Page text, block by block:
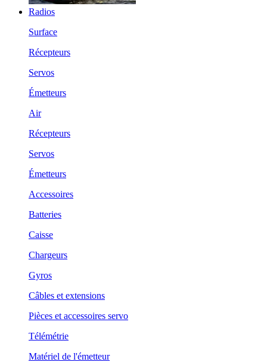
Radios
Surface
Récepteurs
Servos
Émetteurs
Air
Récepteurs
Servos
Émetteurs
Accessoires
Batteries
Caisse
Chargeurs
Gyros
Câbles et extensions
Pièces et accessoires servo
Télémétrie
Matériel de l'émetteur